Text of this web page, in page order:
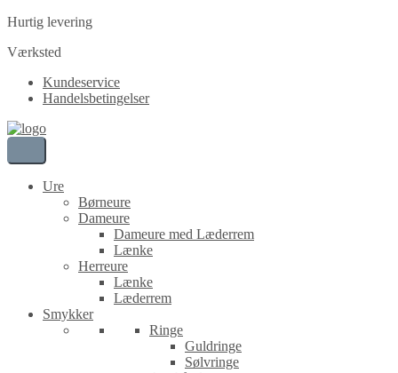
Hurtig levering
Værksted
Kundeservice
Handelsbetingelser
Ure
Børneure
Dameure
Dameure med Læderrem
Lænke
Herreure
Lænke
Læderrem
Smykker
Ringe
Guldringe
Sølvringe